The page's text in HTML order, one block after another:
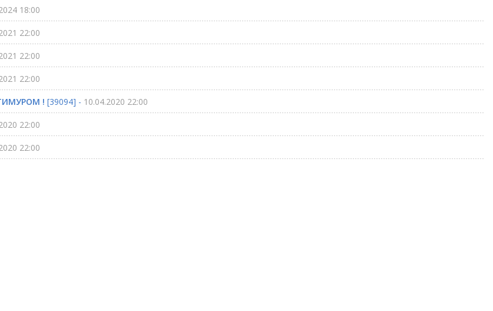
18:00
22:00
22:00
22:00
! [39094] - 10.04.2020 22:00
22:00
22:00